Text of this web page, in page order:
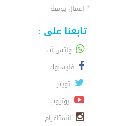
اعمال يومية
تابعنا على :
واتس آب
فايسبوك
تويتر
يوتيوب
انستاغرام